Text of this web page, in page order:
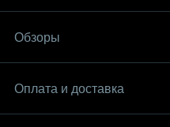
Обзоры
Оплата и доставка